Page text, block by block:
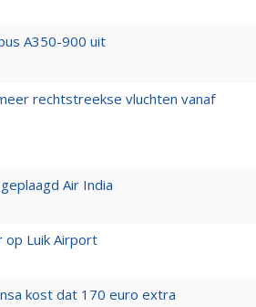
A350-900 uit
rechtstreekse vluchten vanaf
Air India
op Luik Airport
kost dat 170 euro extra